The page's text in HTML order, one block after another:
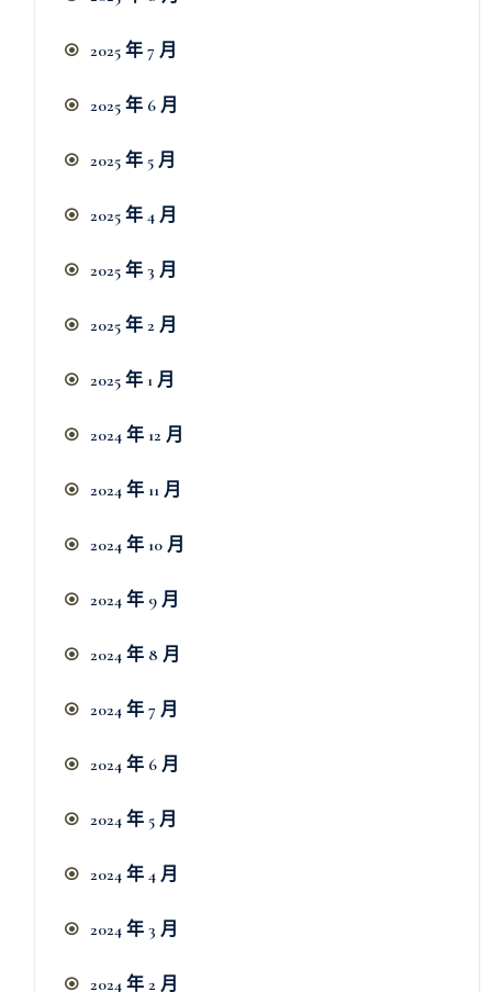
2025 年 7 月
2025 年 6 月
2025 年 5 月
2025 年 4 月
2025 年 3 月
2025 年 2 月
2025 年 1 月
2024 年 12 月
2024 年 11 月
2024 年 10 月
2024 年 9 月
2024 年 8 月
2024 年 7 月
2024 年 6 月
2024 年 5 月
2024 年 4 月
2024 年 3 月
2024 年 2 月